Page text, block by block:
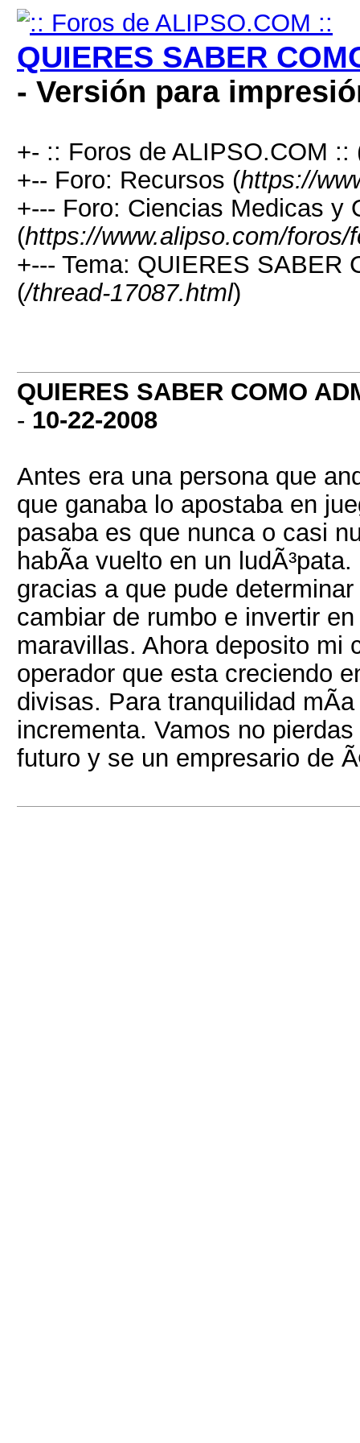
QUIERES SABER
- Versión para
+- :: Foros de ALIPSO.COM ::
+-- Foro: Recursos (https://
+--- Foro: Ciencias Medicas y
(https://www.alipso.com/foros/
+--- Tema: QUIERES SABER
(/thread-17087.html)
QUIERES SABER COMO
- 10-22-2008
Antes era una persona que
que ganaba lo apostaba en
pasaba es que nunca o casi
habÃ­a vuelto en un
gracias a que pude
cambiar de rumbo e invertir
maravillas. Ahora deposito mi
operador que esta creciendo
divisas. Para tranquilidad
incrementa. Vamos no
futuro y se un empresario de